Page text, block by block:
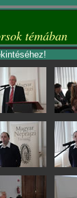
témában